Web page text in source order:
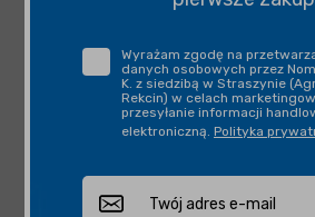
Wyrażam zgodę na
danych osobowych przez
K. z siedzibą w Straszynie
Rekcin) w celach
przesyłanie informacji
elektroniczną. Polityka